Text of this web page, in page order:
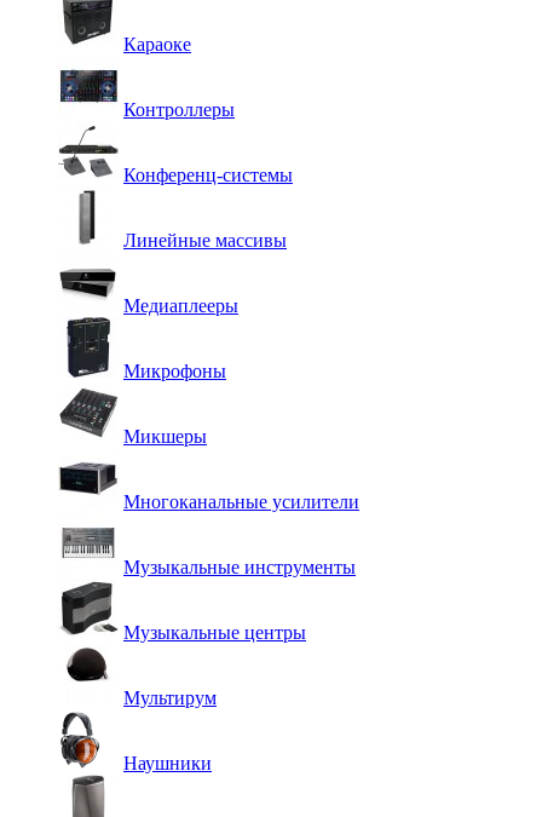
Караоке
Контроллеры
Конференц-системы
Линейные массивы
Медиаплееры
Микрофоны
Микшеры
Многоканальные усилители
Музыкальные инструменты
Музыкальные центры
Мультирум
Наушники